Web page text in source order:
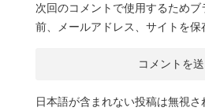
次回のコメントで使用するためブ
前、メールアドレス、サイトを保
日本語が含まれない投稿は無視